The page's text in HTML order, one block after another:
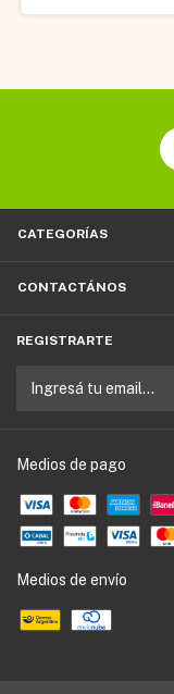
CATEGORÍAS
CONTACTÁNOS
REGISTRARTE
Medios de pago
Medios de envío